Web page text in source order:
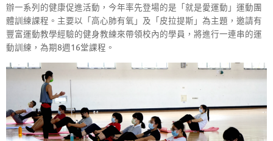
辦一系列的健康促進活動，今年率先登場的是「就是愛運動」運動團
體訓練課程。主要以「高心肺有氧」及「皮拉提斯」為主題，邀請有
豐富運動教學經驗的健身教練來帶領校內的學員，將進行一連串的運
動訓練，為期8週16堂課程。